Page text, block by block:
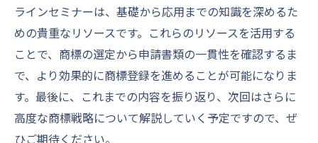
ラインセミナーは、基礎から応用までの知識を深めるた
めの貴重なリソースです。これらのリソースを活用する
ことで、商標の選定から申請書類の一貫性を確認するま
で、より効果的に商標登録を進めることが可能になりま
す。最後に、これまでの内容を振り返り、次回はさらに
高度な商標戦略について解説していく予定ですので、ぜ
ひご期待ください。